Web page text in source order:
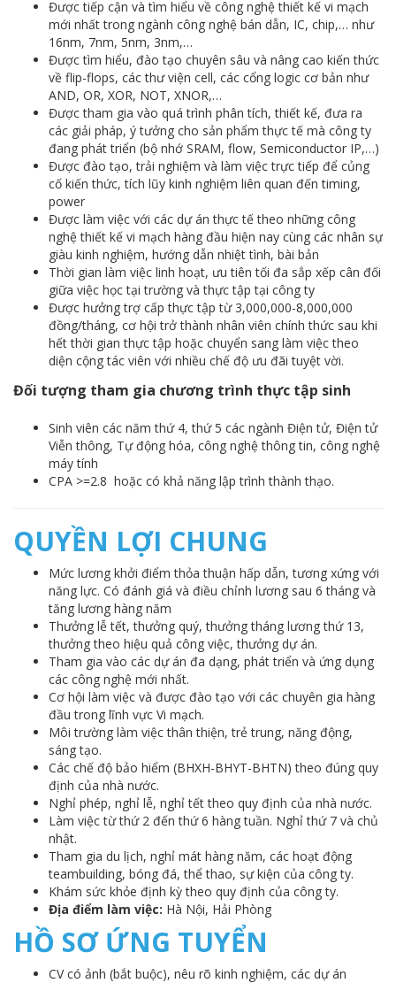
Được tiếp cận và tìm hiểu về công nghệ thiết kế vi mạch
mới nhất trong ngành công nghệ bán dẫn, IC, chip,… như
16nm, 7nm, 5nm, 3nm,…
Được tìm hiểu, đào tạo chuyên sâu và nâng cao kiến thức
về flip-flops, các thư viện cell, các cổng logic cơ bản như
AND, OR, XOR, NOT, XNOR,…
Được tham gia vào quá trình phân tích, thiết kế, đưa ra
các giải pháp, ý tưởng cho sản phẩm thực tế mà công ty
đang phát triển (bộ nhớ SRAM, flow, Semiconductor IP,…)
Được đào tạo, trải nghiệm và làm việc trực tiếp để củng
cố kiến thức, tích lũy kinh nghiệm liên quan đến timing,
power
Được làm việc với các dự án thực tế theo những công
nghệ thiết kế vi mạch hàng đầu hiện nay cùng các nhân sự
giàu kinh nghiệm, hướng dẫn nhiệt tình, bài bản
Thời gian làm việc linh hoạt, ưu tiên tối đa sắp xếp cân đối
giữa việc học tại trường và thực tập tại công ty
Được hưởng trợ cấp thực tập từ 3,000,000-8,000,000
đồng/tháng, cơ hội trở thành nhân viên chính thức sau khi
hết thời gian thực tập hoặc chuyển sang làm việc theo
diện cộng tác viên với nhiều chế độ ưu đãi tuyệt vời.
Đối tượng tham gia chương trình thực tập sinh
Sinh viên các năm thứ 4, thứ 5 các ngành Điện tử, Điện tử
Viễn thông, Tự động hóa, công nghệ thông tin, công nghệ
máy tính
CPA >=2.8 hoặc có khả năng lập trình thành thạo.
QUYỀN LỢI CHUNG
Mức lương khởi điểm thỏa thuận hấp dẫn, tương xứng với
năng lực. Có đánh giá và điều chỉnh lương sau 6 tháng và
tăng lương hàng năm
Thưởng lễ tết, thưởng quý, thưởng tháng lương thứ 13,
thưởng theo hiệu quả công việc, thưởng dự án.
Tham gia vào các dự án đa dạng, phát triển và ứng dụng
các công nghệ mới nhất.
Cơ hội làm việc và được đào tạo với các chuyên gia hàng
đầu trong lĩnh vực Vi mạch.
Môi trường làm việc thân thiện, trẻ trung, năng động,
sáng tạo.
Các chế độ bảo hiểm (BHXH-BHYT-BHTN) theo đúng quy
định của nhà nước.
Nghỉ phép, nghỉ lễ, nghỉ tết theo quy định của nhà nước.
Làm việc từ thứ 2 đến thứ 6 hàng tuần. Nghỉ thứ 7 và chủ
nhật.
Tham gia du lịch, nghỉ mát hàng năm, các hoạt động
teambuilding, bóng đá, thể thao, sự kiện của công ty.
Khám sức khỏe định kỳ theo quy định của công ty.
Địa điểm làm việc: Hà Nội, Hải Phòng
HỒ SƠ ỨNG TUYỂN
CV có ảnh (bắt buộc), nêu rõ kinh nghiệm, các dự án